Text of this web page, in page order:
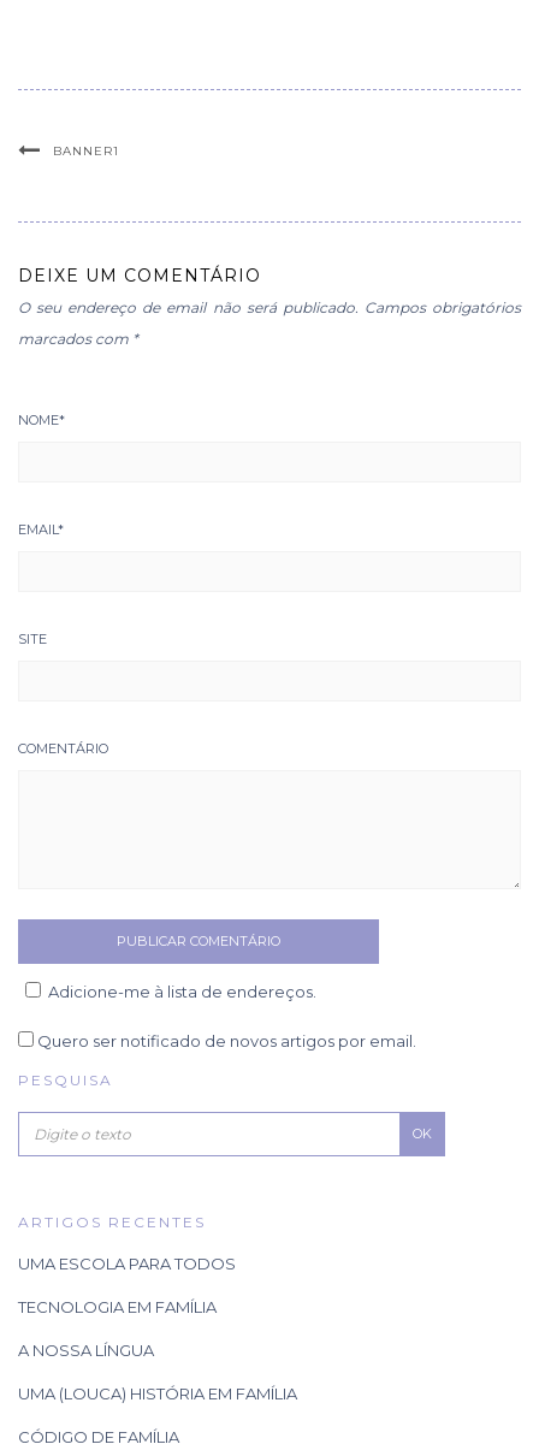
BANNER1
DEIXE UM COMENTÁRIO
O seu endereço de email não será publicado. Campos obrigatórios
marcados com *
NOME*
EMAIL*
SITE
COMENTÁRIO
Adicione-me à lista de endereços.
Quero ser notificado de novos artigos por email.
PESQUISA
OK
ARTIGOS RECENTES
UMA ESCOLA PARA TODOS
TECNOLOGIA EM FAMÍLIA
A NOSSA LÍNGUA
UMA (LOUCA) HISTÓRIA EM FAMÍLIA
CÓDIGO DE FAMÍLIA